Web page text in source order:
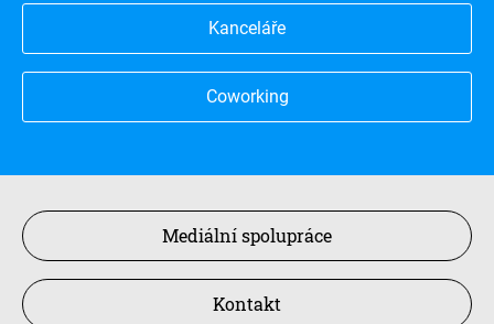
Kanceláře
Coworking
Mediální spolupráce
Kontakt